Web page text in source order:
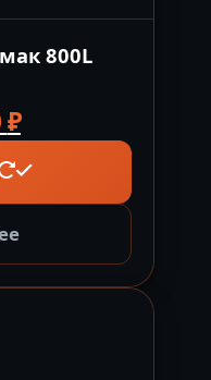
800L
₽Текущая
цена:
531
520 ₽.